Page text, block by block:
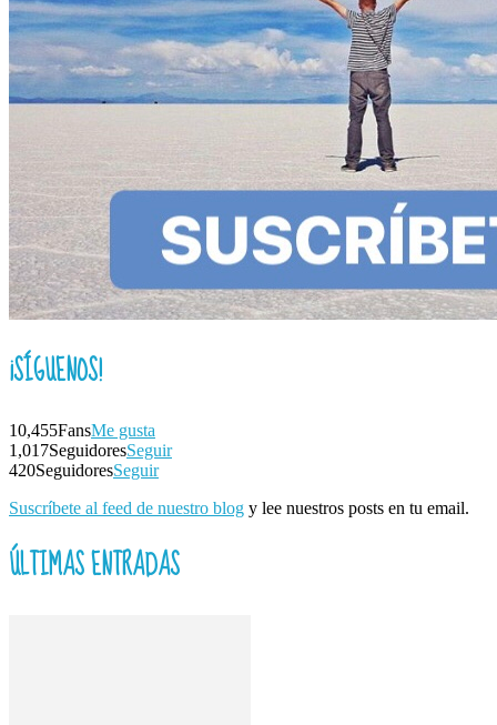
¡SÍGUENOS!
10,455FansMe gusta
1,017SeguidoresSeguir
420SeguidoresSeguir
Suscríbete al feed de nuestro blog y lee nuestros posts en tu email.
ÚLTIMAS ENTRADAS